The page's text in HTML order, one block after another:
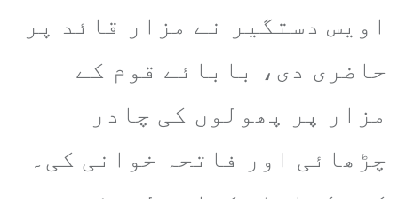
اویس دستگیر نے مزار قائد پر
حاضری دی، بابائے قوم کے
مزار پر پھولوں کی چادر
چڑھائی اور فاتحہ خوانی کی۔